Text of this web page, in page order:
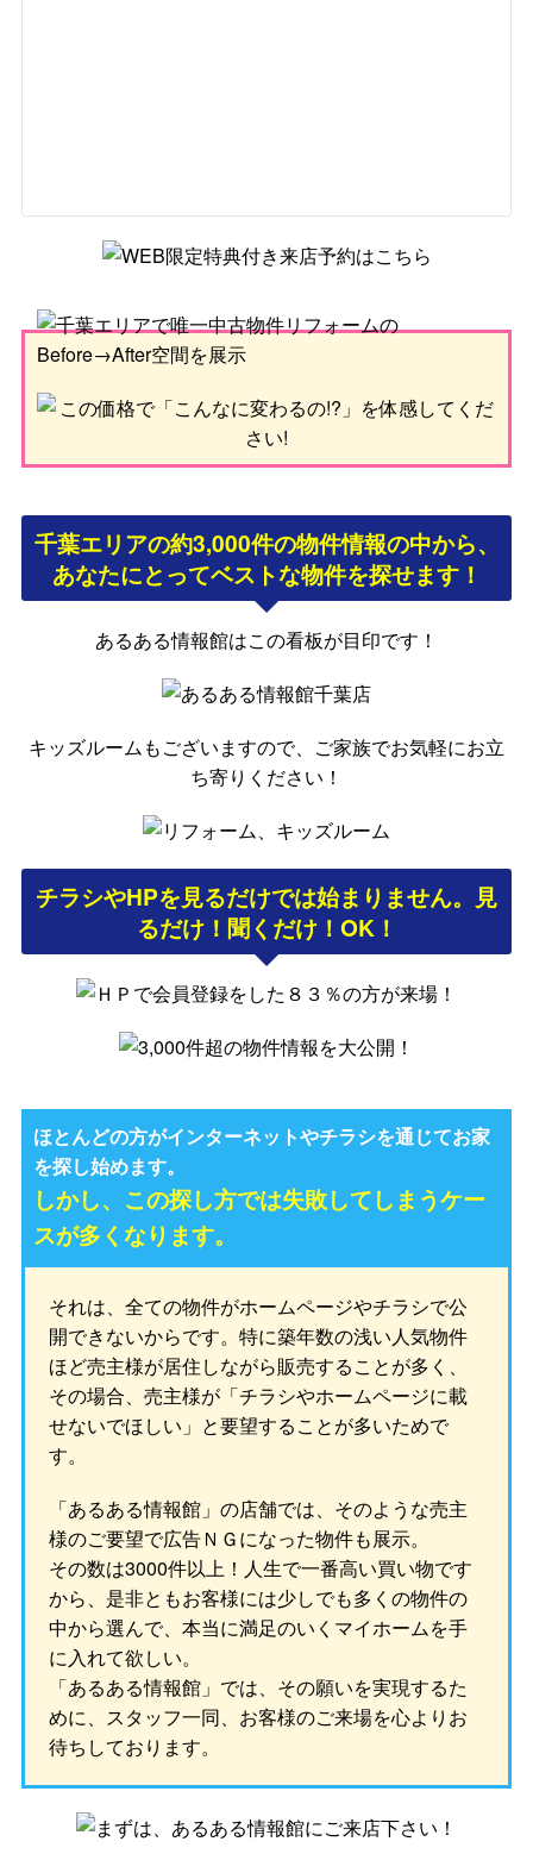
千葉エリアの約3,000件の物件情報の中から、
あなたにとってベストな物件を探せます！
あるある情報館はこの看板が目印です！
キッズルームもございますので、ご家族でお気軽にお立
ち寄りください！
チラシやHPを見るだけでは始まりません。 見
るだけ！聞くだけ！OK！
ほとんどの方がインターネットやチラシを通じてお家
を探し始めます。
しかし、この探し方では失敗してしまうケー
スが多くなります。
それは、全ての物件がホームページやチラシで公
開できないからです。特に築年数の浅い人気物件
ほど売主様が居住しながら販売することが多く、
その場合、売主様が「チラシやホームページに載
せないでほしい」と要望することが多いためで
す。
「あるある情報館」の店舗では、そのような売主
様のご要望で広告ＮＧになった物件も展示。
その数は3000件以上！人生で一番高い買い物です
から、是非ともお客様には少しでも多くの物件の
中から選んで、本当に満足のいくマイホームを手
に入れて欲しい。
「あるある情報館」では、その願いを実現するた
めに、スタッフ一同、お客様のご来場を心よりお
待ちしております。